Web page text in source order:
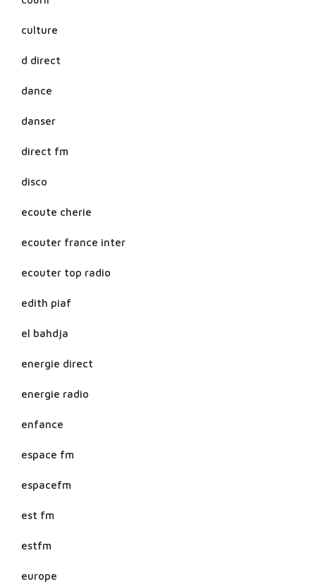
culture
d direct
dance
danser
direct fm
disco
ecoute cherie
ecouter france inter
ecouter top radio
edith piaf
el bahdja
energie direct
energie radio
enfance
espace fm
espacefm
est fm
estfm
europe